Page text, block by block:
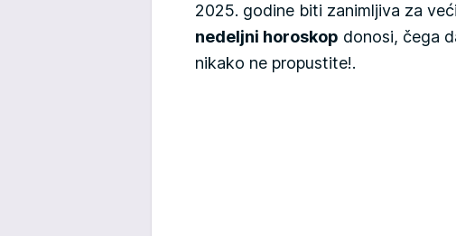
2025. godine biti zanimljiva za
nedeljni horoskop donosi, čega
nikako ne propustite!.